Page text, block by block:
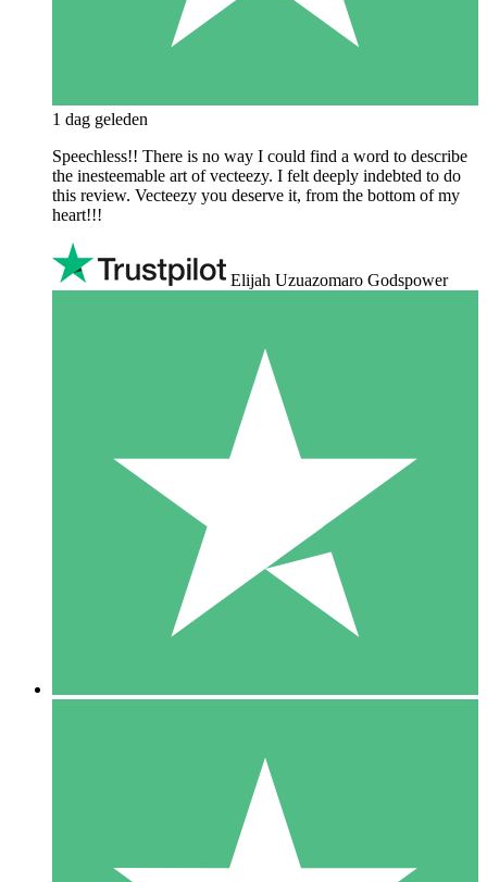
1 dag geleden
Speechless!! There is no way I could find a word to describe
the inesteemable art of vecteezy. I felt deeply indebted to do
this review. Vecteezy you deserve it, from the bottom of my
heart!!!
Elijah Uzuazomaro Godspower